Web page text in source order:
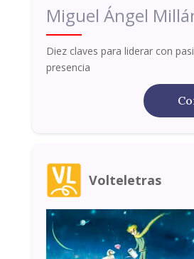
Miguel Ángel
Diez claves para liderar con
presencia
Volteletras